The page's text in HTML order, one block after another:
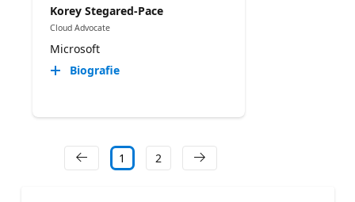
Korey Stegared-Pace
Cloud Advocate
Microsoft
Biografie
1 2